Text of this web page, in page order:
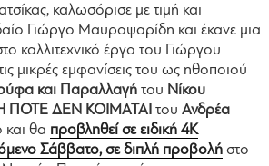
καλωσόρισε με τιμή και
Γιώργο Μαυροψαρίδη και έκανε μια
καλλιτεχνικό έργο του Γιώργου
μικρές εμφανίσεις του ως ηθοποιού
και Παραλλαγήτου Νίκου
ΠΟΤΕ ΔΕΝ ΚΟΙΜΑΤΑΙτουΑνδρέα
και θα προβληθεί σε ειδική 4Κ
Σάββατο, σε διπλή προβολή στο